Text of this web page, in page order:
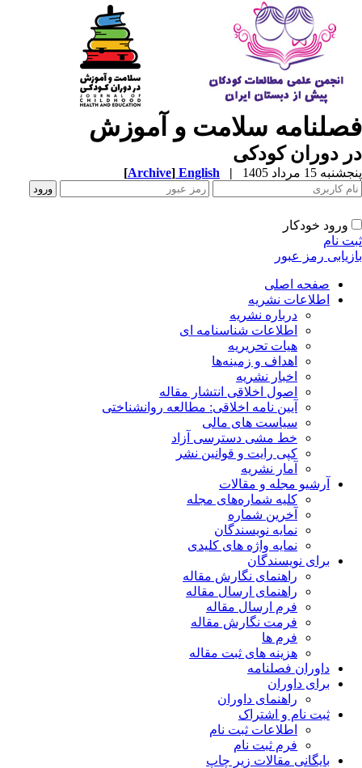
سلامت و آموزش
دوران کودکی
15 مرداد 1405 |
English
[Archive]
ورود خودکار
نام
رمز عبور
صفحه اصلی
اطلاعات نشریه
درباره نشریه
اطلاعات شناسنامه ای
هیات تحریریه
اهداف و زمینه‌ها
اخبار نشریه
اصول اخلاقی انتشار مقاله
آیین نامه اخلاقی: مطالعه روانشناختی
سیاست های مالی
خط مشی دسترسی آزاد
کپی رایت و قوانین نشر
آمار نشریه
آرشیو مجله و مقالات
کلیه شماره‌های مجله
آخرین شماره
نمایه نویسندگان
نمایه واژه های کلیدی
برای نویسندگان
راهنمای نگارش مقاله
راهنمای ارسال مقاله
فرم ارسال مقاله
فرمت نگارش مقاله
فرم ها
هزینه های ثبت مقاله
داوران فصلنامه
برای داوران
راهنمای داوران
ثبت نام و اشتراک
اطلاعات ثبت نام
فرم ثبت نام
بایگانی مقالات زیر چاپ